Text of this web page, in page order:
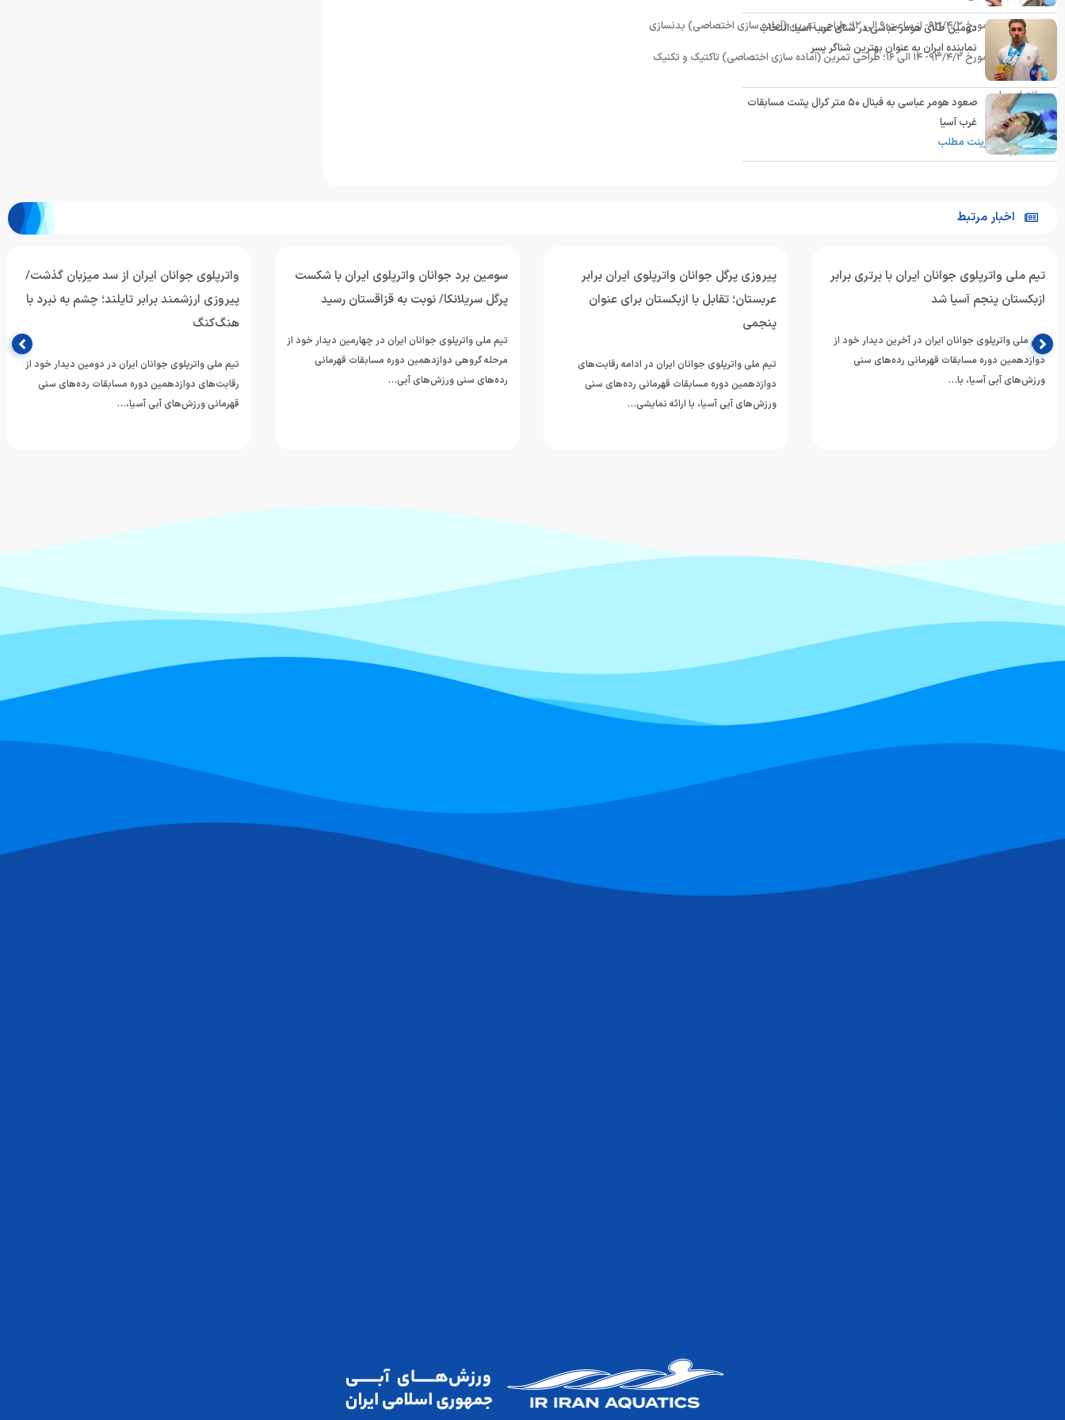
روز دوشنبه مورخ ۹۳/۴/۲- از ساعت ۹ الی ۱۲؛ طراحی تمرین (آماده سازی اختصاصی) بدنسازی
روز دوشنبه مورخ ۹۳/۴/۲- ۱۴ الی ۱۶؛ طراحی تمرین (آماده سازی اختصاصی) تاکتیک و تکنیک
انتهای پیام
پرینت مطلب
دومین طلای هومر عباسی در شنای غرب آسیا؛ انتخاب
نماینده ایران به عنوان بهترین شناگر پسر
صعود هومر عباسی به فینال ۵۰ متر کرال پشت مسابقات
غرب آسیا
اخبار مرتبط
تیم ملی واترپلوی جوانان ایران با برتری برابر
ازبکستان پنجم آسیا شد
تیم ملی واترپلوی جوانان ایران در آخرین دیدار خود از
دوازدهمین دوره مسابقات قهرمانی رده‌های سنی
ورزش‌های آبی آسیا، با…
پیروزی پرگل جوانان واترپلوی ایران برابر
عربستان؛ تقابل با ازبکستان برای عنوان
پنجمی
تیم ملی واترپلوی جوانان ایران در ادامه رقابت‌های
دوازدهمین دوره مسابقات قهرمانی رده‌های سنی
ورزش‌های آبی آسیا، با ارائه نمایشی…
سومین برد جوانان واترپلوی ایران با شکست
پرگل سریلانکا/ نوبت به قزاقستان رسید
تیم ملی واترپلوی جوانان ایران در چهارمین دیدار خود از
مرحله گروهی دوازدهمین دوره مسابقات قهرمانی
رده‌های سنی ورزش‌های آبی…
واترپلوی جوانان ایران از سد میزبان گذشت/
پیروزی ارزشمند برابر تایلند؛ چشم به نبرد با
هنگ‌کنگ
تیم ملی واترپلوی جوانان ایران در دومین دیدار خود از
رقابت‌های دوازدهمین دوره مسابقات رده‌های سنی
قهرمانی ورزش‌های آبی آسیا،…